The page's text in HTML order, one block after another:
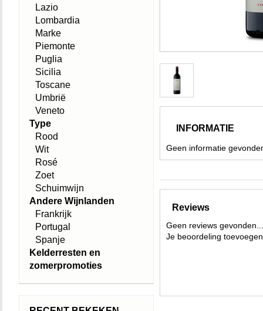
INFORMATIE
Geen informatie
Reviews
Geen reviews gevonden...
Je beoordeling toevoegen
Lazio
Lombardia
Marke
Piemonte
Puglia
Sicilia
Toscane
Umbrië
Veneto
Type
Rood
Wit
Rosé
Zoet
Schuimwijn
Andere Wijnlanden
Frankrijk
Portugal
Spanje
Kelderresten en
zomerpromoties